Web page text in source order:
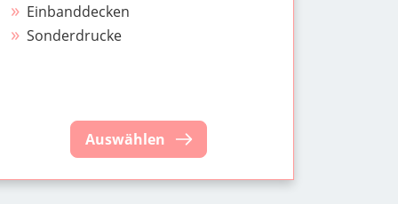
Einbanddecken
Sonderdrucke
Auswählen